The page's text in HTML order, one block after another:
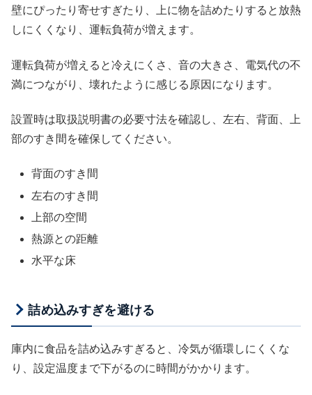
壁にぴったり寄せすぎたり、上に物を詰めたりすると放熱
しにくくなり、運転負荷が増えます。
運転負荷が増えると冷えにくさ、音の大きさ、電気代の不
満につながり、壊れたように感じる原因になります。
設置時は取扱説明書の必要寸法を確認し、左右、背面、上
部のすき間を確保してください。
背面のすき間
左右のすき間
上部の空間
熱源との距離
水平な床
詰め込みすぎを避ける
庫内に食品を詰め込みすぎると、冷気が循環しにくくな
り、設定温度まで下がるのに時間がかかります。